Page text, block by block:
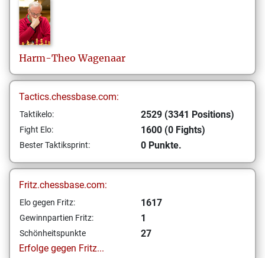
Harm-Theo Wagenaar
Tactics.chessbase.com:
Taktikelo: 2529 (3341 Positions)
Fight Elo: 1600 (0 Fights)
Bester Taktiksprint: 0 Punkte.
Fritz.chessbase.com:
Elo gegen Fritz: 1617
Gewinnpartien Fritz: 1
Schönheitspunkte
27
Erfolge gegen Fritz...